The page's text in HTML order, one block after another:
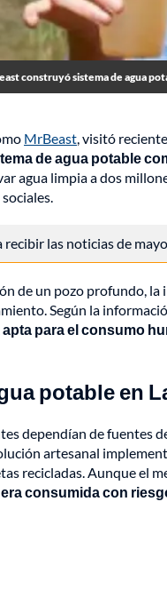
construyó sistema de agua
MrBeast, visitó
de agua potable
agua limpia a dos
recibir las noticias de
de un pozo profundo,
Según la
para el consumo
potable en
dependían de fuentes
artesanal
recicladas. Aunque el
consumida con